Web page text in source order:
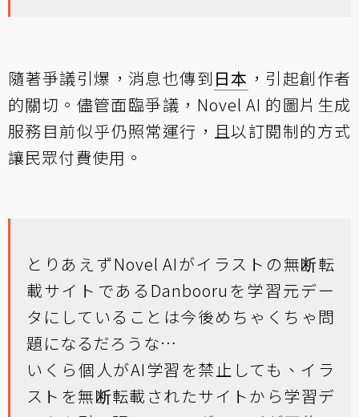
隨著爭議引爆，消息也傳到 日本 ，引起創作者
的關切。儘管面臨爭議，Novel AI 的圖片生成
服務目前似乎仍照常運行，且以訂閱制的方式
讓民眾付費使用。
とりあえずNovel AIがイラストの無断転
載サイトであるDanbooruを学習元デー
タにしていることは今後めちゃくちゃ問
題になるだろうな…
いくら個人がAI学習を禁止しても、イラ
ストを無断転載されたサイトから学習デ